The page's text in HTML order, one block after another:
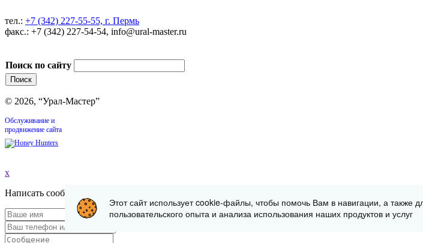
тел.: +7 (342) 227-55-55, г. Пермь
факс.: +7 (342) 227-54-54, info@ural-master.ru
Поиск по сайту
© 2026, “Урал-Мастер”
Обслуживание и
продвижение сайта
x
Написать сообщение
Этот сайт использует cookie-файлы, чтобы помочь Вам в навигации, а также
пользовательского опыта и анализа использования наших продуктов и услуг